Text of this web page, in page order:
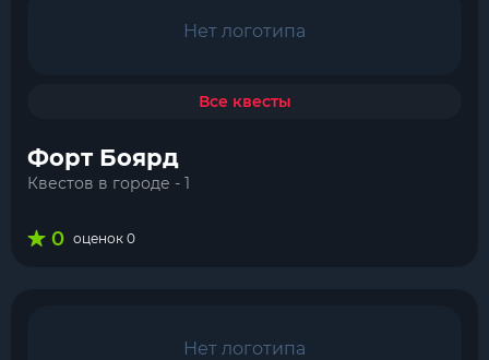
Нет логотипа
Все квесты
Форт Боярд
Квестов в городе - 1
0 оценок 0
Нет логотипа